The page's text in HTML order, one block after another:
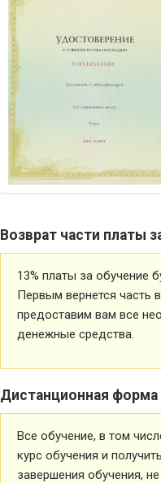
Возврат части платы
13% платы за обучение
Первым вернется часть
предоставим вам все
денежные средства.
Дистанционная форма
Все обучение, в том
курс обучения и
завершения обучения,